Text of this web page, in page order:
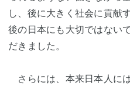
し、後に大きく社会に貢献
後の日本にも大切ではない
だきました。
さらには、本来日本人に